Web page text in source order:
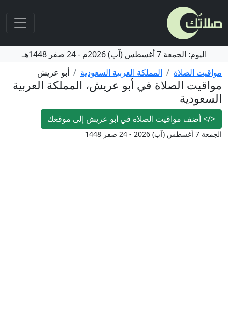
اليوم: الجمعة 7 أغسطس (آب) 2026م -24 صفر 1448هـ
مواقيت الصلاة
المملكة العربية السعودية أبو عريش
مواقيت الصلاة في أبو عريش، المملكة العربية
السعودية
</>أضف مواقيت الصلاة في أبو عريش إلى موقعك
الجمعة 7 أغسطس (آب) 2026 - 24 صفر 1448